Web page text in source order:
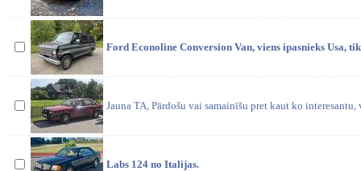
Ford Econoline Conversion Van, viens ipasnieks Usa,
Jauna TA, Pārdošu vai samainīšu pret kaut ko interesantu,
Labs 124 no Italijas.